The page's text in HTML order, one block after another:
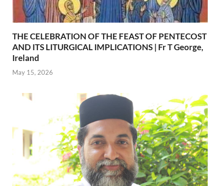
THE CELEBRATION OF THE FEAST OF PENTECOST
AND ITS LITURGICAL IMPLICATIONS | Fr T George,
Ireland
May 15, 2026